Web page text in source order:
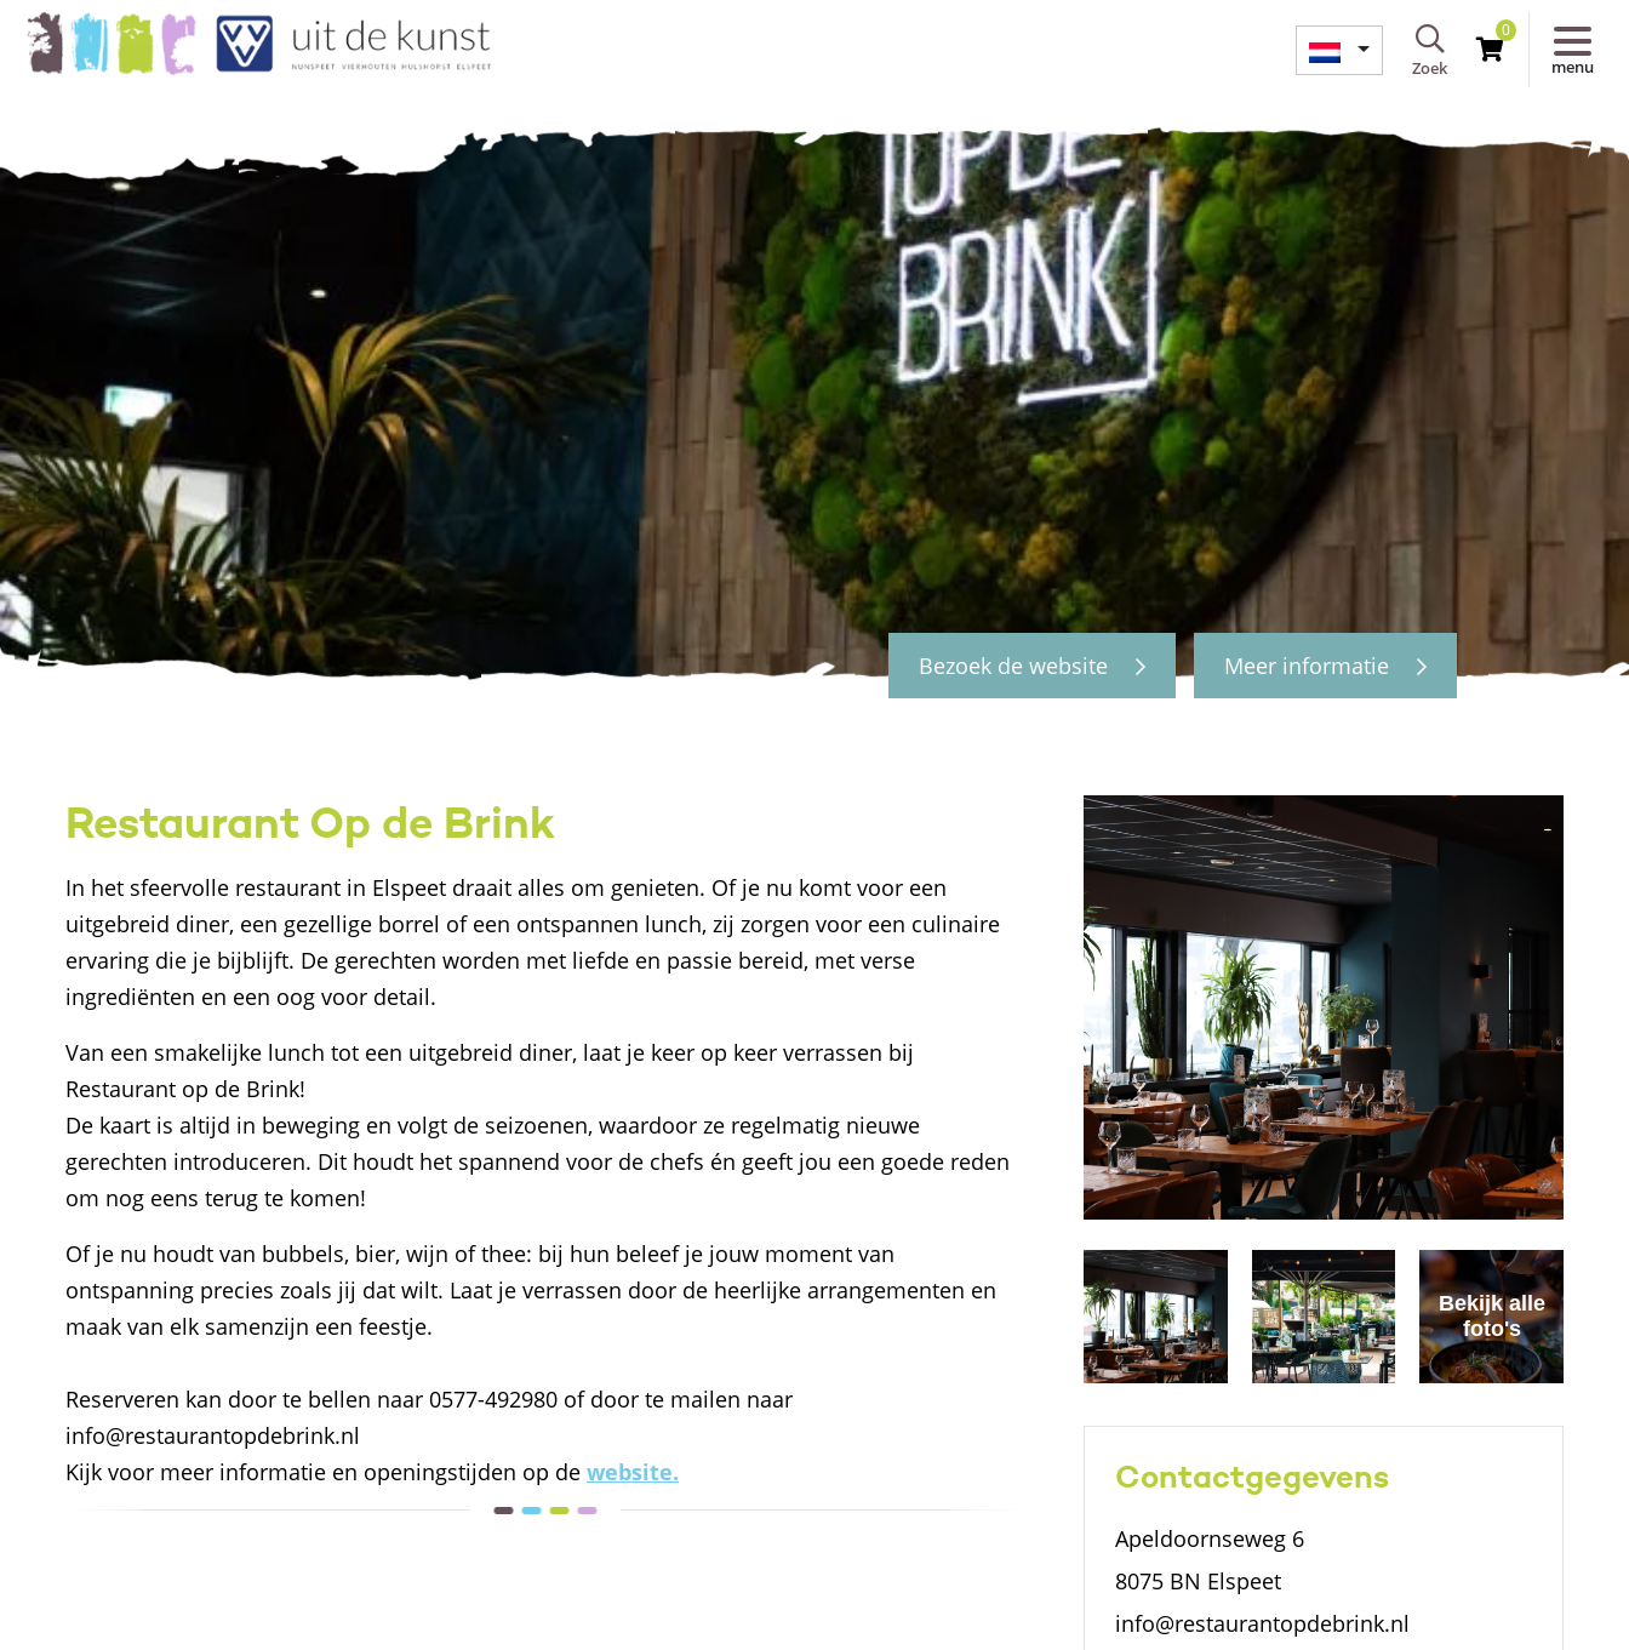
Zoek
0
menu
Bezoek de website Meer informatie
Restaurant Op de Brink
In het sfeervolle restaurant in Elspeet draait alles om genieten. Of je nu komt voor een
uitgebreid diner, een gezellige borrel of een ontspannen lunch, zij zorgen voor een culinaire
ervaring die je bijblijft. De gerechten worden met liefde en passie bereid, met verse
ingrediënten en een oog voor detail.
Van een smakelijke lunch tot een uitgebreid diner, laat je keer op keer verrassen bij
Restaurant op de Brink!
De kaart is altijd in beweging en volgt de seizoenen, waardoor ze regelmatig nieuwe
gerechten introduceren. Dit houdt het spannend voor de chefs én geeft jou een goede reden
om nog eens terug te komen!
Of je nu houdt van bubbels, bier, wijn of thee: bij hun beleef je jouw moment van
ontspanning precies zoals jij dat wilt. Laat je verrassen door de heerlijke arrangementen en
maak van elk samenzijn een feestje.
Reserveren kan door te bellen naar 0577-492980 of door te mailen naar
info@restaurantopdebrink.nl
Kijk voor meer informatie en openingstijden op de website.
Bekijk alle
foto's
Contactgegevens
Apeldoornseweg 6
8075 BN Elspeet
info@restaurantopdebrink.nl